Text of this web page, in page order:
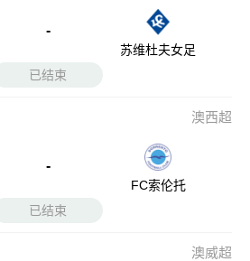
-
苏维杜夫女足
已结束
澳西超
-
FC索伦托
已结束
澳威超